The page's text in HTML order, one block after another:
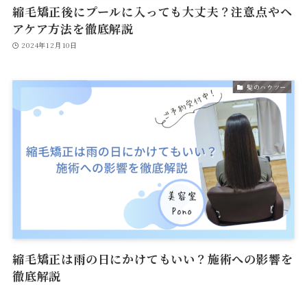
縮毛矯正後にプールに入っても大丈夫？注意点やヘ
アケア方法を徹底解説
2024年12月10日
髪のハウツー
縮毛矯正は雨の日にかけてもいい？施術への影響を
徹底解説